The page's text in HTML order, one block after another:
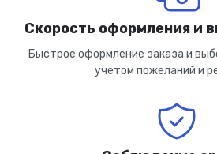
Скорость оформления и
Быстрое оформление заказа и
учетом пожеланий и